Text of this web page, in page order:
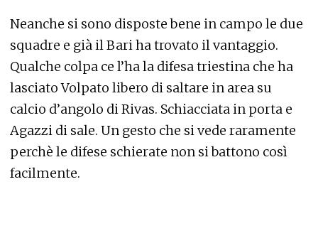
Neanche si sono disposte bene in campo le due
squadre e già il Bari ha trovato il vantaggio.
Qualche colpa ce l’ha la difesa triestina che ha
lasciato Volpato libero di saltare in area su
calcio d’angolo di Rivas. Schiacciata in porta e
Agazzi di sale. Un gesto che si vede raramente
perchè le difese schierate non si battono così
facilmente.